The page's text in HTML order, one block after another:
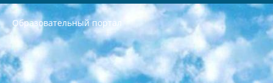
Образовательный портал
РЕСПУБЛИКА УЗБЕКИСТАН МИНИСТРЕРСТВО ДОШКОЛЬНОГО И ШКОЛЬНОГО ОБРАЗОВАНИЯ КОМАНДА в общеобразовательных учреждениях в 2023-2024 учебном году организация и проведение итоговой государственной аттестации обучающихся о Министра дошкольного и школьного образования Республики Узбекистан от 4 марта 2008 года (постановлением Минюста от 20 марта 2008 года № 1778 государственной регистрации) «Итоговое состояние учащихся общего среднего образования на основании положения об утверждении положения об аттестации общего среднего образования выпускной экзамен студентов в образовательных учреждениях в 2023-2024 учебном году В целях организации и прохождения аттестации приказываю: 1. Следующее: перечень предметов, по которым будет проводиться итоговая государственная аттестация и экзамен формы перевода согласно приложению 1; сертификаты международного образца, оценивающие уровень владения иностранными языками перечень согласно приложению 2; 2. Педагогический при специализированных образовательных учреждениях. научно-практический центр квалификации и международной оценки (Д.Давидова) 2024 г. До 25 марта: задания по предметам, по которым будет проводиться итоговая аттестация разработка и утверждение технических условий; итоговая аттестация на основании разработанного предметного задания разработка вопросов по предметам (устно и письменно), экзамен передача; общеобразовательные средние школы и специальные учебные заведения учащиеся выпускных классов школ и интернатов в агентской системе подготовка базы данных экзаменационных материалов и критериев оценки; перевод базы экзаменационных материалов на все языки обучения подать в Республиканский образовательный центр для изготовления; варианты экзаменов на основе разработанных контрольных материалов пусть будут поставлены задачи формирования. 3. Республиканский образовательный центр (Ш.Худайкулов) до 5 апреля 2024 года. до: база данных предоставленных экзаменационных материалов на все языки обучения перевод и экспертиза; для слепых, слабовидящих, глухих, слабослышащих и умственно отсталых детей учащиеся выпускных классов специализированных школ и школ-интернатов база данных экзаменационных материалов на всех преподаваемых языках подготовка критериев оценки; специализированные школы для умственно отсталых детей и технологии для учащихся выпускных классов школ-интернатов разработка соответствующих рекомендаций и критериев проведения ЕГЭ по естествознанию давать задания. 4. Педагогический при специализированных образовательных учреждениях. Научно-практический центр навыков и международной оценки (Д.Давидова), Республика образовательный центр (Худайкулов Ш.) итоговый государственный аттестационный экзамен ориентирован на творческое и логическое мышление при подготовке базы материалов учитывать введение заданий. 5. Следует отметить, что: сертификат государственного образца о знании общеобразовательного предмета и как минимум национальный уровень B1 по предметам на иностранных языках, указанным в Приложении 2. или международно признанный сертификат эквивалентного уровня студенты, изучающие определенный предмет, освобождаются от экзамена; по соответствующим предметам запланирована итоговая государственная аттестация за день до дня, путем жеребьевки Рабочей группой (в письменной форме по предметам, проводимым в форме) из числа сформированных вариантов выбрано 2 варианта; 2 выбранных варианта экзамена анонсированы на официальном сайте министерства и все выпускники по всей стране на основе этих вариантов проводит итоговую государственную аттестацию. 6. Государственное образование учащихся средних общеобразовательных учреждений. знания в соответствии с квалификационными требованиями, которые необходимо приобрести на основании стандартов итоговый (выпускной) контроль для 9 и 11 классов в целях тестирования Экзамены (далее – экзамены) состоят из предметов, перечисленных в приложении 1. будет сделано. 7. Экзамены пройдут с 26 мая по 15 июня 2024 г. (кроме науки физического воспитания). 8. Физическая для учащихся 9 классов общесредних образовательных учреждений. Экзамены по предмету «Образование, квалификация медицина» 1-6 мая 2024 года. сотрудники перевести под присмотр (с отклонениями в физическом или умственном развитии) специализированная школа для детей, школы-интернаты и со сколиозом школы-интернаты санаторного типа для больных детей исключены). 9. Он был слепым, слабовидящим и имел нарушения опорно-двигательного аппарата. экзамены в специализированных школах и интернатах для детей должны проводиться исходя из требований, предъявляемых к общеобразовательным учреждениям (физкультура кроме науки). 10. Специализированная школа для глухих и слабослышащих детей. и экзамены в интернатах и быть реализован в виде письменного теста по математике. 11. Специальность для умственно отсталых детей. Для 9 класса Родной язык и литературное письмо Государственный язык (язык обучения – узбекский). для неклассов) написано Математическое письмо Письменная/устная история Узбекистана Физическое воспитание практично Итоговый контроль Для 11 класса Написание родного языка и литературы (эссе) Математическое письмо Узбекский язык (обучение на узбекском языке) не посещающее общее среднее образование для учреждений)/Образовательное учреждение выбор письменный и устный Иностранный язык письменный/устный Письменная/устная история Узбекистана *По выбору студента:  Химия  Физика  Основы государственного права  География 10 бесплатных образовательных ресурсов - Мы составили подборку онлайн-проектов с интерактивными упражнениями, видеолекциями и статьями. Они помогут вам обрести новые и освежить старые знания бесплатно. 1. «ИНТУИТ» Старейшая образовательная площадка Рунета. Здесь вы найдёте сотни текстовых и видеокурсов на десятки различных тем — от программирования до психологии. Многие курсы подготовлены российскими университетами и крупными международными компаниями вроде Intel и Microsoft. Самостоятельное обучение бесплатное, но желающие могут оплатить услуги персональных наставников. 2. «Смартия» знакомит с актуальными профессиями и подсказывает, как им обучаться. Выбрав заинтересовавшую вас специальность — SMM-специалист, фотограф, веб-дизайнер или другую, — увидите список необходимых для неё умений. Чтобы вы могли освоить их самостоятельно, для каждого умения площадка отображает подборку ссылок на учебные материалы. Хотя «Смартия» ориентируется на русскоязычную аудиторию, часть контента всё же доступна только на английском. 3. «Лекторий Физтеха» Проект Московского физико-технического института (Физтеха). С его помощью вы можете смотреть онлайн серии лекций, записанные на видео в этом вузе. В числе доступных предметов — физика, биология, химия, информационные технологии и другие. К некоторым лекциям администрация ресурса прилагает готовые конспекты, которые можно скачивать в PDF-формате. 4. ITMOcourses Онлайн-площадка Санкт-Петербургского национального исследовательского университета информационных технологий, механики и оптики (ИТМО). Ресурс предоставляет свободный доступ к курсам, разработанным в этом вузе. Каталог материалов разбит на четыре категории: «Оптические системы и технологии», «Приборостроение и робототехника», «Информационные технологии» и «Биотехнологии». Курсы состоят из видеолекций, интерактивных демонстраций и заданий. 5. «КиберЛенинка» Электронная научная библиотека открытого доступа. Каталог площадки регулярно обрастает текстами статей из различных научных изданий. Сгруппированные по журналам и рубрикам публикации можно читать онлайн или скачивать целиком в PDF-формате. Проект нацелен на популяризацию науки за счёт открытого доступа к качественной информации. 6. «ПостНаука» На этом ресурсе публикуют подборки видеолекций, составленные экспертами из разных отраслей и объединённые общими темами. Среди них, к примеру, есть серии «Биоинформатика и геномика», «Культура средневековой Скандинавии» и Cinema Studies о теории кино. Каждая подборка лекций — логически связанная история, рассказанная экспертом от первого лица. Кроме того, на сайте появляются научно-образовательные статьи и тесты на разные темы. 7. «Newочём» Команда проекта «Newочём» отбирает самые интересные тексты из англоязычных СМИ и переводит те из них, за которые голосуют участники сообщества «ВКонтакте». По большей части это научно-популярные статьи. Редакторы придумывают лишь заголовки, в остальном содержание переводов соответствует оригиналам. Полные тексты можно читать прямо в социальной сети. 8. InternetUrok Онлайн-база материалов по основным дисциплинам школьной программы. Информация на сайте структурирована по классам, предметам и темам (урокам). Каждый урок состоит из видеолекций и конспектов. Есть также интерактивные тренажёры и тесты для закрепления пройденного материала. Даже если вы давно окончили школу, возможность повторить программу старших классов всегда может пригодиться. 9. Edutainme Ещё один ресурс об образовании. В отличие от Newtonew, как мне кажется, Edutainme больше ориентируется на представителей индустрии: педагогов, предпринимателей, разработчиков образовательных проектов. Но и любой, кто просто стремится к саморазвитию, найдёт на сайте много полезного и интересного для себя. Например, информацию о новых курсах и образовательных сервисах. 10. Newtonew Онлайн-медиа об образовании и обучении в широком смысле. Авторы Newtonew пишут об инструментах, заведениях, тактиках и стратегиях, которые помогают учить других и получать новые знания самостоятельно. На этой площадке вы найдёте новости, обзоры, аналитические мат